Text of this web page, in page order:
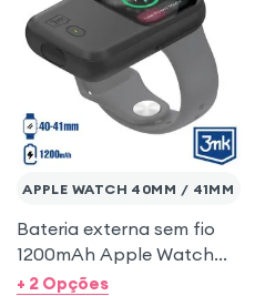
APPLE WATCH 40MM / 41MM
Bateria externa sem fio
1200mAh Apple Watch
40mm e 41mm - 3mk
+ 2 Opções